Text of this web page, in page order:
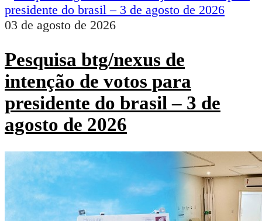
03 de agosto de 2026
Pesquisa btg/nexus de
intenção de votos para
presidente do brasil – 3 de
agosto de 2026